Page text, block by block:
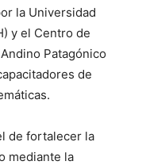
la Universidad
y el Centro de
Patagónico
de
de fortalecer la
mediante la